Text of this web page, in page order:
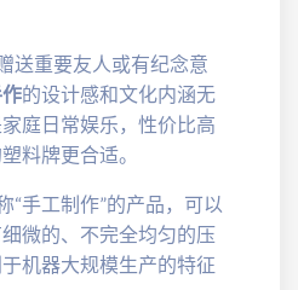
送重要友人或有纪念意
的设计感和文化内涵无
庭日常娱乐，性价比高
料牌更合适。
“手工制作”的产品，可以
微的、不完全均匀的压
机器大规模生产的特征